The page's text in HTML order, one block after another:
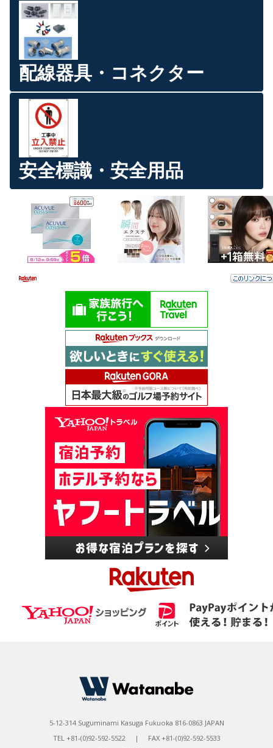
配線器具・コネクター
安全標識・安全用品
5-12-314 Suguminami Kasuga Fukuoka 816-0863 JAPAN
TEL +81-(0)92-592-5522 | FAX +81-(0)92-592-5533